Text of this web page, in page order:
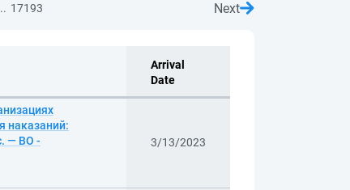
17193 Next
Arrival
Date
наказаний:
— ВО -
3/13/2023